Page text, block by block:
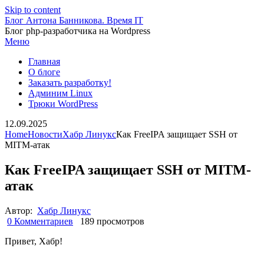
Skip to content
Блог Антона Банникова. Время IT
Блог php-разработчика на Wordpress
Меню
Главная
О блоге
Заказать разработку!
Админим Linux
Трюки WordPress
12.09.2025
HomeНовостиХабр ЛинуксКак FreeIPA защищает SSH от
MITM-атак
Как FreeIPA защищает SSH от MITM-
атак
Автор: Хабр Линукс
0 Комментариев
189 просмотров
Привет, Хабр!